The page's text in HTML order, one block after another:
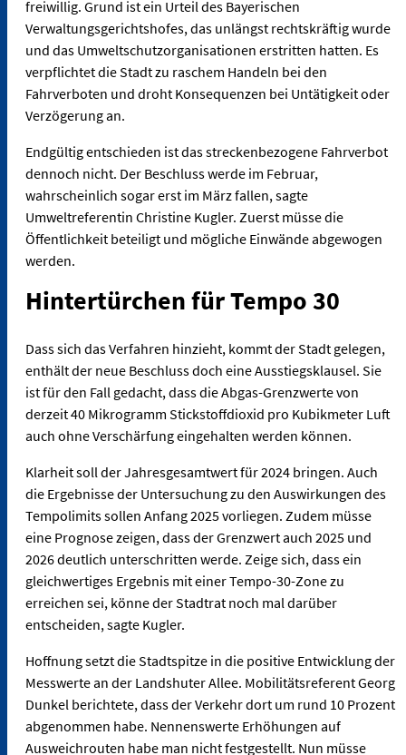
freiwillig. Grund ist ein Urteil des Bayerischen
Verwaltungsgerichtshofes, das unlängst rechtskräftig wurde
und das Umweltschutzorganisationen erstritten hatten. Es
verpflichtet die Stadt zu raschem Handeln bei den
Fahrverboten und droht Konsequenzen bei Untätigkeit oder
Verzögerung an.
Endgültig entschieden ist das streckenbezogene Fahrverbot
dennoch nicht. Der Beschluss werde im Februar,
wahrscheinlich sogar erst im März fallen, sagte
Umweltreferentin Christine Kugler. Zuerst müsse die
Öffentlichkeit beteiligt und mögliche Einwände abgewogen
werden.
Hintertürchen für Tempo 30
Dass sich das Verfahren hinzieht, kommt der Stadt gelegen,
enthält der neue Beschluss doch eine Ausstiegsklausel. Sie
ist für den Fall gedacht, dass die Abgas-Grenzwerte von
derzeit 40 Mikrogramm Stickstoffdioxid pro Kubikmeter Luft
auch ohne Verschärfung eingehalten werden können.
Klarheit soll der Jahresgesamtwert für 2024 bringen. Auch
die Ergebnisse der Untersuchung zu den Auswirkungen des
Tempolimits sollen Anfang 2025 vorliegen. Zudem müsse
eine Prognose zeigen, dass der Grenzwert auch 2025 und
2026 deutlich unterschritten werde. Zeige sich, dass ein
gleichwertiges Ergebnis mit einer Tempo-30-Zone zu
erreichen sei, könne der Stadtrat noch mal darüber
entscheiden, sagte Kugler.
Hoffnung setzt die Stadtspitze in die positive Entwicklung der
Messwerte an der Landshuter Allee. Mobilitätsreferent Georg
Dunkel berichtete, dass der Verkehr dort um rund 10 Prozent
abgenommen habe. Nennenswerte Erhöhungen auf
Ausweichrouten habe man nicht festgestellt. Nun müsse